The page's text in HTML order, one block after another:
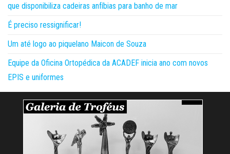
que disponibiliza cadeiras anfíbias para banho de mar
É preciso ressignificar!
Um até logo ao piquelano Maicon de Souza
Equipe da Oficina Ortopédica da ACADEF inicia ano com novos
EPIS e uniformes